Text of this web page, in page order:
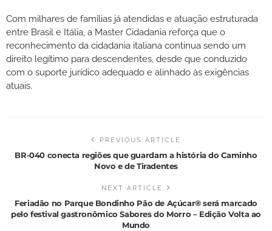
Com milhares de famílias já atendidas e atuação estruturada
entre Brasil e Itália, a Master Cidadania reforça que o
reconhecimento da cidadania italiana continua sendo um
direito legítimo para descendentes, desde que conduzido
com o suporte jurídico adequado e alinhado às exigências
atuais.
PREVIOUS ARTICLE
BR-040 conecta regiões que guardam a história do Caminho
Novo e de Tiradentes
NEXT ARTICLE
Feriadão no Parque Bondinho Pão de Açúcar® será marcado
pelo festival gastronômico Sabores do Morro – Edição Volta ao
Mundo